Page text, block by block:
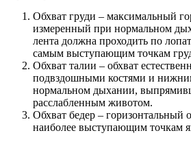
Обхват груди – максимальный
измеренный при нормальном
лента должна проходить по
самым выступающим точкам
Обхват талии – обхват
подвздошными костями и
нормальном дыхании,
расслабленным животом.
Обхват бедер – горизонтальный
наиболее выступающим точкам